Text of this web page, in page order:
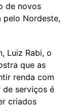
de novos
pelo Nordeste,
Luiz Rabi, o
que as
renda com
de serviços é
criados